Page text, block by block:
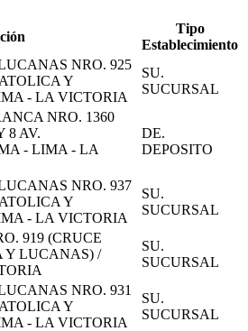
Tipo
Establecimiento
NRO. 925
Y
- LA VICTORIA
SU.
SUCURSAL
NRO. 1360
8 AV.
- LIMA - LA
DE.
DEPOSITO
NRO. 937
Y
- LA VICTORIA
SU.
SUCURSAL
919 (CRUCE
Y LUCANAS) /
SU.
SUCURSAL
NRO. 931
Y
- LA VICTORIA
SU.
SUCURSAL